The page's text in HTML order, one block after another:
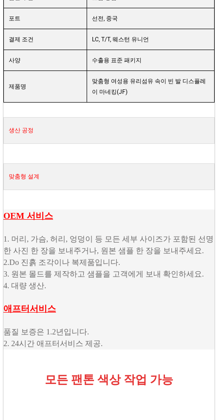
포트 선전, 중국
결제 조건 LC, T/T, 웨스턴 유니언
사양 수출용 표준 패키지
제품명
맞춤형 여성용 유리섬유 속이 빈 발 디스플레
이 마네킹(JF)
생산 공정
맞춤형 설계
OEM 서비스
1. 머리, 가슴, 허리, 엉덩이 등 모든 세부 사이즈가 포함된 선명
한 사진 한 장을 보내주거나, 원본 샘플 한 장을 보내주세요.
2.Do 진흙 조각이나 복제품입니다.
3. 원본 몰드를 제작하고 샘플을 고객에게 보내 확인하세요.
4. 대량 생산.
애프터서비스
품질 보증은 1.2년입니다.
2. 24시간 애프터서비스 제공.
모든 팬톤 색상 작업 가능